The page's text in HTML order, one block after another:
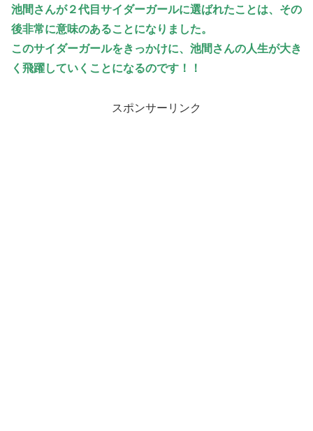
池間さんが２代目サイダーガールに選ばれたことは、その
後非常に意味のあることになりました。
このサイダーガールをきっかけに、池間さんの人生が大き
く飛躍していくことになるのです！！
スポンサーリンク